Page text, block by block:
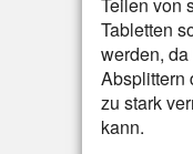
Tabletten
werden,
Absplittern
zu stark
kann.